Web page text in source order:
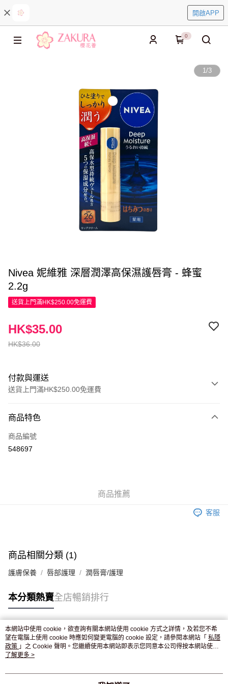
開啟APP
0
1/3
Nivea 妮維雅 深層潤澤高保濕護唇膏 - 蜂蜜
2.2g
送貨上門滿HK$250.00免運費
HK$36.00
HK$35.00
付款與運送
送貨上門滿HK$250.00免運費
信用卡
Apple Pay
付款後門市自取，訂單確認後2-4個工作天到店，7天內取。逾期後
商品特色
商品編號
548697
商品推薦
客服
商品相關分類 (1)
護膚保養 唇部護理 潤唇膏/護理
本分類熱賣全店暢銷排行
熱門標籤
熱銷排行
本網站中使用 cookie，欲查詢有關本網站使用 cookie 方式之詳情，及若您不希
望在電腦上使用 cookie 時應如何變更電腦的 cookie 設定，請參閱本網站「 私隱
政策 」之 Cookie 聲明。您繼續使用本網站即表示您同意本公司得按本網站使用
條款之 Cookie 聲明使用 cookie。
了解更多 >